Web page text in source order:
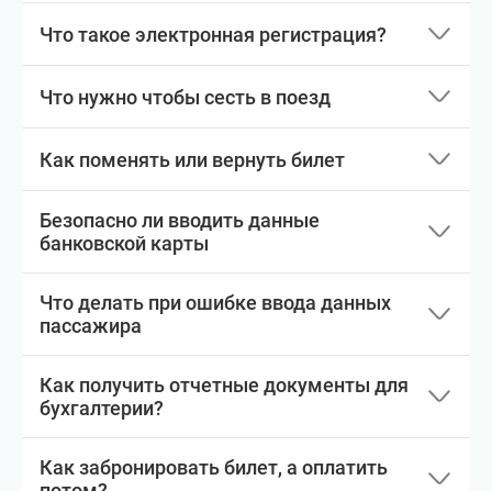
Что такое электронная регистрация?
Что нужно чтобы сесть в поезд
Как поменять или вернуть билет
Безопасно ли вводить данные
банковской карты
Что делать при ошибке ввода данных
пассажира
Как получить отчетные документы для
бухгалтерии?
Как забронировать билет, а оплатить